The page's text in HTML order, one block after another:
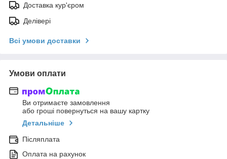
Доставка кур'єром
Делівері
Всі умови доставки
Умови оплати
Ви отримаєте замовлення
або гроші повернуться на вашу картку
Детальніше
Післяплата
Оплата на рахунок